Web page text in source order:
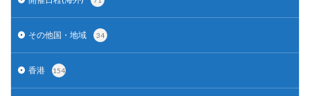
その他国・地域 34
香港 154